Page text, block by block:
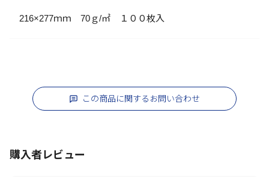
216×277ｍｍ 70ｇ/㎡ １００枚入
この商品に関するお問い合わせ
購入者レビュー